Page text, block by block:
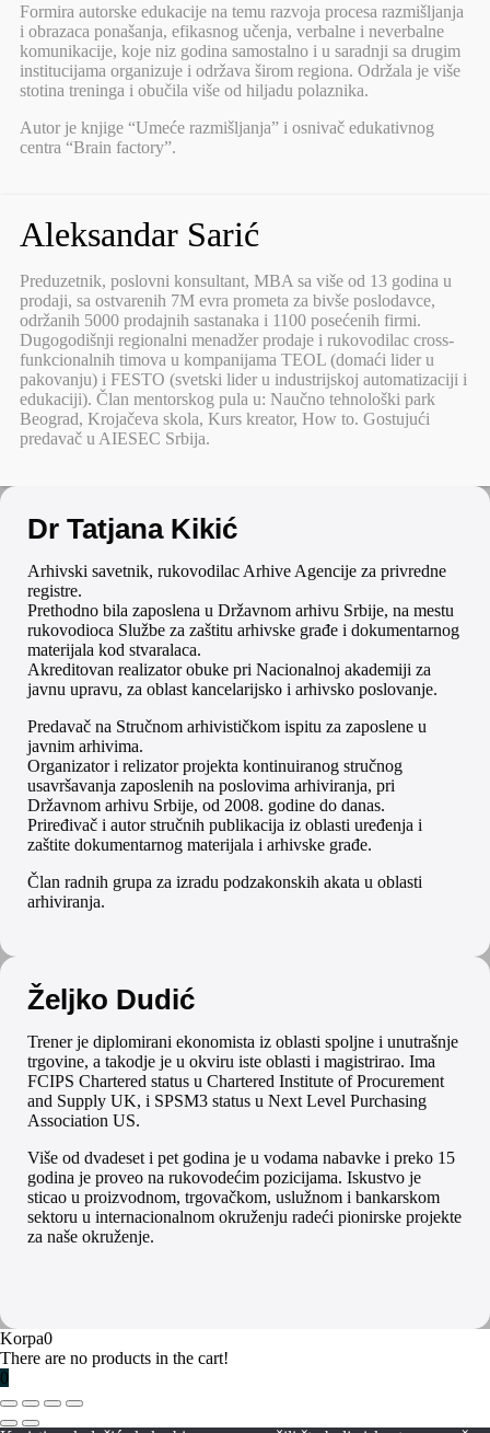
Formira autorske edukacije na temu razvoja procesa razmišljanja
i obrazaca ponašanja, efikasnog učenja, verbalne i neverbalne
komunikacije, koje niz godina samostalno i u saradnji sa drugim
institucijama organizuje i održava širom regiona. Održala je više
stotina treninga i obučila više od hiljadu polaznika.
Autor je knjige “Umeće razmišljanja” i osnivač edukativnog
centra “Brain factory”.
Aleksandar Sarić
Preduzetnik, poslovni konsultant, MBA sa više od 13 godina u
prodaji, sa ostvarenih 7M evra prometa za bivše poslodavce,
održanih 5000 prodajnih sastanaka i 1100 posećenih firmi.
Dugogodišnji regionalni menadžer prodaje i rukovodilac cross-
funkcionalnih timova u kompanijama TEOL (domaći lider u
pakovanju) i FESTO (svetski lider u industrijskoj automatizaciji i
edukaciji). Član mentorskog pula u: Naučno tehnološki park
Beograd, Krojačeva skola, Kurs kreator, How to. Gostujući
predavač u AIESEC Srbija.
Dr Tatjana Kikić
Arhivski savetnik, rukovodilac Arhive Agencije za privredne
registre.
Prethodno bila zaposlena u Državnom arhivu Srbije, na mestu
rukovodioca Službe za zaštitu arhivske građe i dokumentarnog
materijala kod stvaralaca.
Akreditovan realizator obuke pri Nacionalnoj akademiji za
javnu upravu, za oblast kancelarijsko i arhivsko poslovanje.
Predavač na Stručnom arhivističkom ispitu za zaposlene u
javnim arhivima.
Organizator i relizator projekta kontinuiranog stručnog
usavršavanja zaposlenih na poslovima arhiviranja, pri
Državnom arhivu Srbije, od 2008. godine do danas.
Priređivač i autor stručnih publikacija iz oblasti uređenja i
zaštite dokumentarnog materijala i arhivske građe.
Član radnih grupa za izradu podzakonskih akata u oblasti
arhiviranja.
Željko Dudić
Trener je diplomirani ekonomista iz oblasti spoljne i unutrašnje
trgovine, a takodje je u okviru iste oblasti i magistrirao. Ima
FCIPS Chartered status u Chartered Institute of Procurement
and Supply UK, i SPSM3 status u Next Level Purchasing
Association US.
Više od dvadeset i pet godina je u vodama nabavke i preko 15
godina je proveo na rukovodećim pozicijama. Iskustvo je
sticao u proizvodnom, trgovačkom, uslužnom i bankarskom
sektoru u internacionalnom okruženju radeći pionirske projekte
za naše okruženje.
Korpa0
There are no products in the cart!
0